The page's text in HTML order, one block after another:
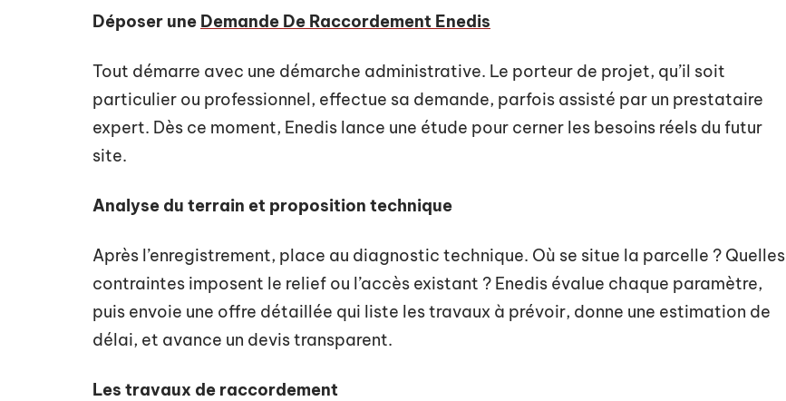
Déposer une Demande De Raccordement Enedis
Tout démarre avec une démarche administrative. Le porteur de projet, qu’il soit
particulier ou professionnel, effectue sa demande, parfois assisté par un prestataire
expert. Dès ce moment, Enedis lance une étude pour cerner les besoins réels du futur
site.
Analyse du terrain et proposition technique
Après l’enregistrement, place au diagnostic technique. Où se situe la parcelle ? Quelles
contraintes imposent le relief ou l’accès existant ? Enedis évalue chaque paramètre,
puis envoie une offre détaillée qui liste les travaux à prévoir, donne une estimation de
délai, et avance un devis transparent.
Les travaux de raccordement